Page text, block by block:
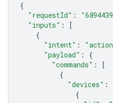
{
"requestId" :
"inputs" :
[
{
"intent" :
"payload" :
{
"commands" :
[
{
"devices" :
{